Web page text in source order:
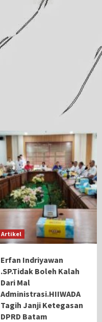
Artikel
Erfan Indriyawan
.SP.Tidak Boleh Kalah
Dari Mal
Administrasi.HIIWADA
Tagih Janji Ketegasan
DPRD Batam